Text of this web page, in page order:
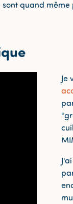
quand
Je